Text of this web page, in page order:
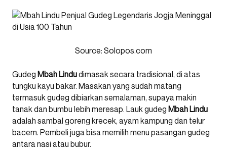
Source: Solopos.com
Gudeg MbahLindudimasak secara tradisional, di atas
tungku kayu bakar. Masakan yang sudah matang
termasuk gudeg dibiarkan semalaman, supaya makin
tanak dan bumbu lebih meresap. Lauk gudeg MbahLindu
adalah sambal goreng krecek, ayam kampung dan telur
bacem. Pembeli juga bisa memilih menu pasangan gudeg
antara nasi atau bubur.